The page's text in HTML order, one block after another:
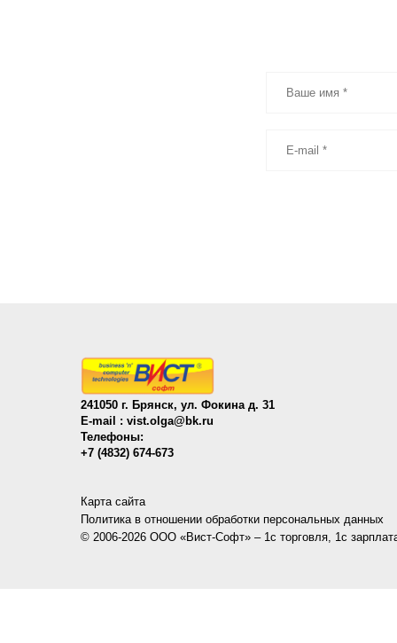
241050 г. Брянск, ул. Фокина д. 31
E-mail : vist.olga@bk.ru
Телефоны:
+7 (4832) 674-673
Карта сайта
Политика в отношении обработки персональных данных
© 2006-2026 ООО «Вист-Софт» – 1с торговля, 1с